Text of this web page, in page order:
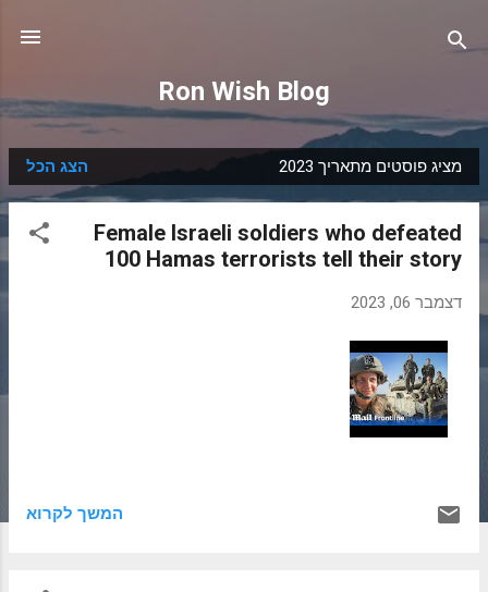
Ron Wish Blog
ר
ש
מציג פוסטים מתאריך 2023 הצג הכל
Female Israeli soldiers who defeated
100 Hamas terrorists tell their story
דצמבר 06, 2023
המשך לקרוא